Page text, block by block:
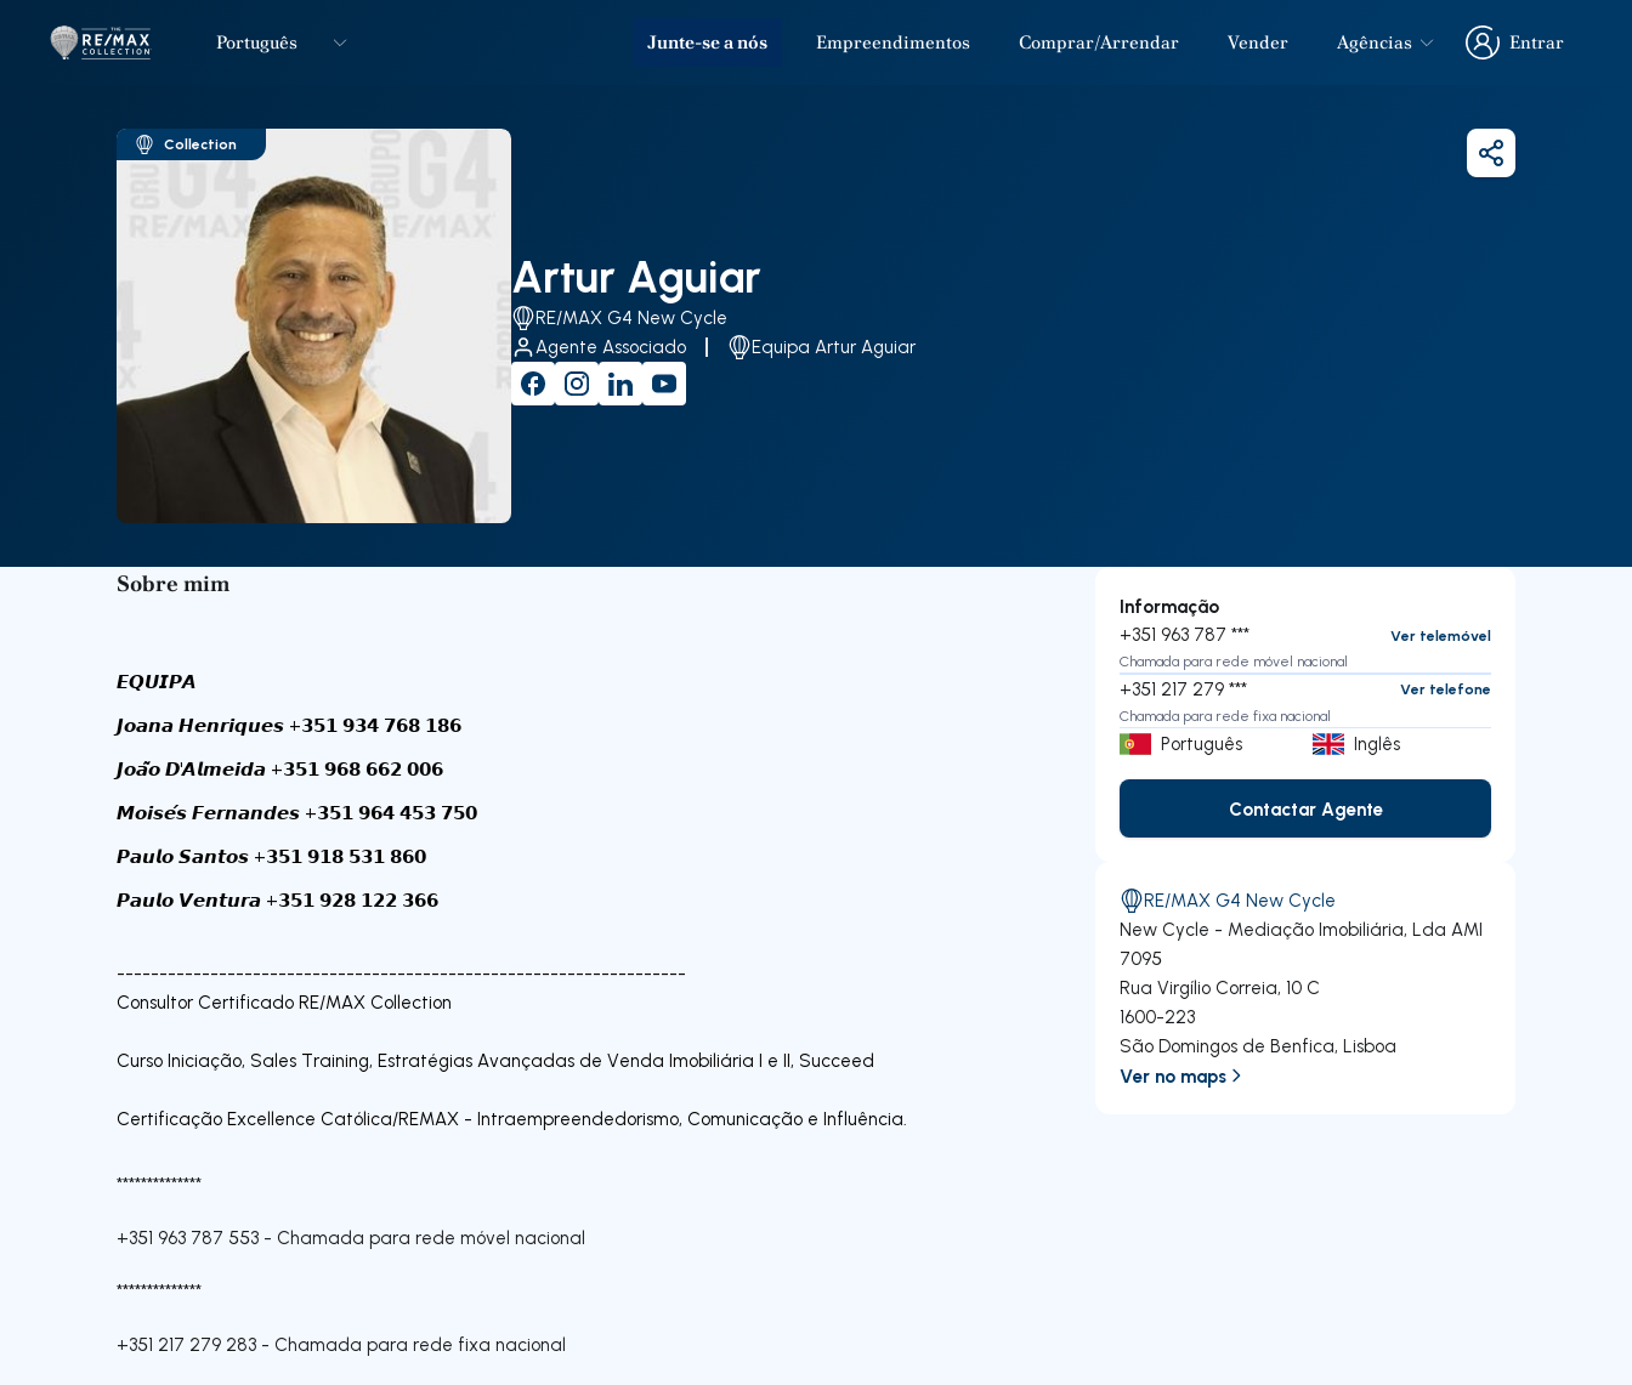
LogoIr para página inicial
Português Junte-se a nós Empreendimentos Comprar/Arrendar Vender Agências
Entrar
Entrar
Collection
Artur Aguiar
RE/MAX G4 New Cycle
Agente Associado
Equipa Artur Aguiar
Partilhar
Sobre mim
𝙀𝙌𝙐𝙄𝙋𝘼
𝙅𝙤𝙖𝙣𝙖 𝙃𝙚𝙣𝙧𝙞𝙦𝙪𝙚𝙨 +𝟯𝟱𝟭 𝟵𝟯𝟰 𝟳𝟲𝟴 𝟭𝟴𝟲
𝙅𝙤𝙖̃𝙤 𝘿'𝘼𝙡𝙢𝙚𝙞𝙙𝙖 +𝟯𝟱𝟭 𝟵𝟲𝟴 𝟲𝟲𝟮 𝟬𝟬𝟲
𝙈𝙤𝙞𝙨𝙚́𝙨 𝙁𝙚𝙧𝙣𝙖𝙣𝙙𝙚𝙨 +𝟯𝟱𝟭 𝟵𝟲𝟰 𝟰𝟱𝟯 𝟳𝟱𝟬
𝙋𝙖𝙪𝙡𝙤 𝙎𝙖𝙣𝙩𝙤𝙨 +𝟯𝟱𝟭 𝟵𝟭𝟴 𝟱𝟯𝟭 𝟴𝟲𝟬
𝙋𝙖𝙪𝙡𝙤 𝙑𝙚𝙣𝙩𝙪𝙧𝙖 +𝟯𝟱𝟭 𝟵𝟮𝟴 𝟭𝟮𝟮 𝟯𝟲𝟲
-------------------------------------------------------------------
Consultor Certificado RE/MAX Collection
Curso Iniciação, Sales Training, Estratégias Avançadas de Venda Imobiliária I e II, Succeed
Certificação Excellence Católica/REMAX - Intraempreendedorismo, Comunicação e Influência.
**************
+351 963 787 553 - Chamada para rede móvel nacional
**************
+351 217 279 283 - Chamada para rede fixa nacional
Informação
+351 963 787 ***
Ver telemóvel
Chamada para rede móvel nacional
+351 217 279 ***
Ver telefone
Chamada para rede fixa nacional
Português Inglês
Contactar Agente
Contactar Agente
RE/MAX G4 New Cycle
New Cycle - Mediação Imobiliária, Lda AMI
7095
Rua Virgílio Correia, 10 C
1600-223
São Domingos de Benfica,Lisboa
Ver no maps